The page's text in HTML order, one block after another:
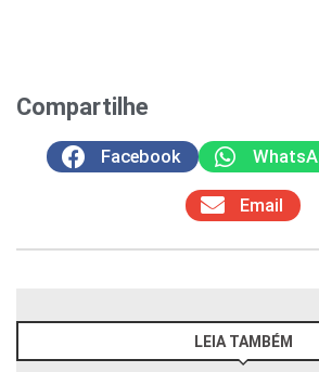
Compartilhe
Facebook
Email
LEIA TAMBÉM